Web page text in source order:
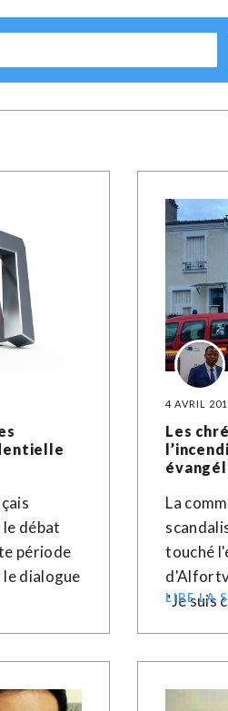
débat
période
dialogue
4 AVRIL
Les
La
touché
"Je suis
LIRE LA